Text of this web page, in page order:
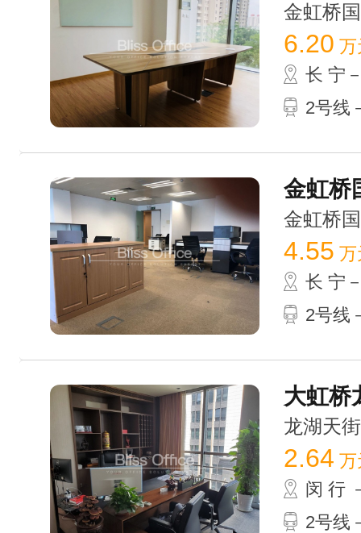
金虹桥
6.20 万
长 宁
2号线
金虹桥
金虹桥
4.55 万
长 宁
2号线
大虹桥
龙湖天
2.64 万
闵 行
2号线